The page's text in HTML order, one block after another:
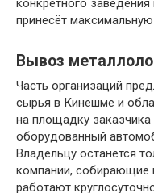
конкретного
принесёт
Вывоз
Часть организаций
сырья в Кинешме и
на площадку
оборудованный
Владельцу останется
компании, собирающие
работают